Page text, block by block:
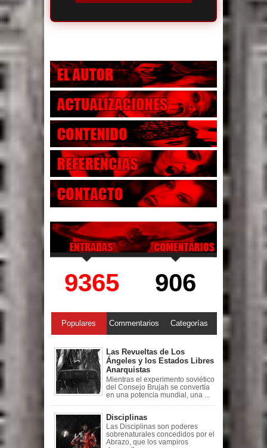
9365 906
Populares Commentarios Categorías
Las Revueltas de Los
Ángeles y los Estados Libres
Anarquistas
Mientras el experimento soviético
del Consejo Brujah se convertía
en una potencia mundial, una ...
Disciplinas
Las Disciplinas son poderes
sobrenaturales concedidos por el
Abrazo, que los vampiros